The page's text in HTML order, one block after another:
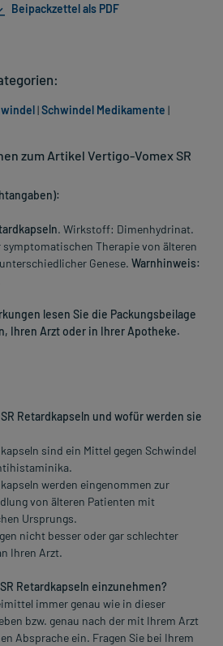
Beipackzettel als PDF
zum Artikel Vertigo-Vomex SR
. Wirkstoff: Dimenhydrinat.
Therapie von älteren
Genese. Warnhinweis:
lesen Sie die Packungsbeilage
Ihren Arzt oder in Ihrer Apotheke.
Retardkapseln und wofür werden sie
sind ein Mittel gegen Schwindel
werden eingenommen zur
von älteren Patienten mit
Ursprungs.
nicht besser oder gar schlechter
Ihren Arzt.
Retardkapseln einzunehmen?
immer genau wie in dieser
bzw. genau nach der mit Ihrem Arzt
Absprache ein. Fragen Sie bei Ihrem
|Schwindel Medikamente |